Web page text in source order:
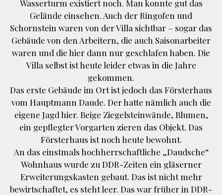
Wasserturm existiert noch. Man konnte gut das
Gelände einsehen. Auch der Ringofen und
Schornstein waren von der Villa sichtbar – sogar das
Gebäude von den Arbeitern, die auch Saisonarbeiter
waren und die hier dann nur geschlafen haben. Die
Villa selbst ist heute leider etwas in die Jahre
gekommen.
Das erste Gebäude im Ort ist jedoch das Försterhaus
vom Hauptmann Daude. Der hatte nämlich auch die
eigene Jagd hier. Beige Ziegelsteinwände, Blumen,
ein gepflegter Vorgarten zieren das Objekt. Das
Försterhaus ist noch heute bewohnt.
An das einstmals hochherrschaftliche „Daudsche“
Wohnhaus wurde zu DDR-Zeiten ein gläserner
Erweiterungskasten gebaut. Das ist nicht mehr
bewirtschaftet, es steht leer. Das war früher in DDR-